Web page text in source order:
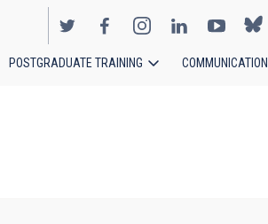
POSTGRADUATE TRAINING